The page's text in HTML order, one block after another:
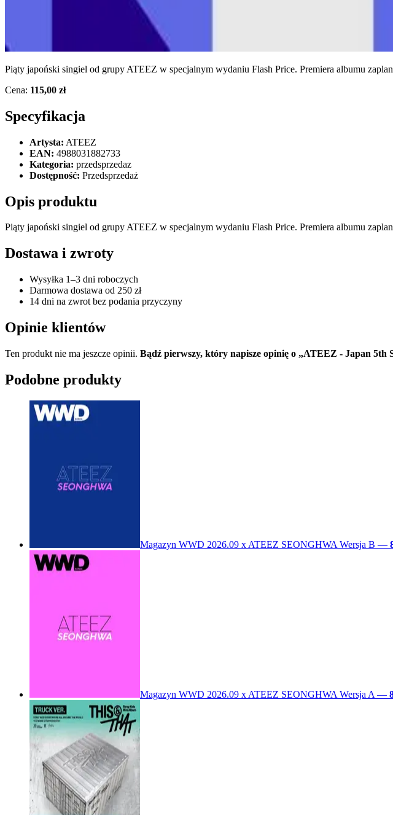
Piąty japoński singiel od grupy ATEEZ w specjalnym wydaniu Flash Price. Premiera albumu
Cena: 115,00 zł
Specyfikacja
Artysta: ATEEZ
EAN: 4988031882733
Kategoria: przedsprzedaz
Dostępność: Przedsprzedaż
Opis produktu
Piąty japoński singiel od grupy ATEEZ w specjalnym wydaniu Flash Price. Premiera albumu
Dostawa i zwroty
Wysyłka 1–3 dni roboczych
Darmowa dostawa od 250 zł
14 dni na zwrot bez podania przyczyny
Opinie klientów
Ten produkt nie ma jeszcze opinii. Bądź pierwszy, który napisze opinię o „ATEEZ - Japan 5th
Podobne produkty
Magazyn WWD 2026.09 x ATEEZ SEONGHWA Wersja B —
Magazyn WWD 2026.09 x ATEEZ SEONGHWA Wersja A —